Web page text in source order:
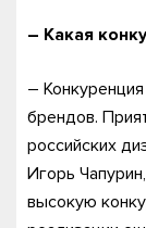
– Какая
–
брендов.
российских
Игорь
высокую